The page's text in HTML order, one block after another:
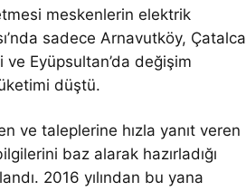
meskenlerin elektrik
sadece Arnavutköy, Çatalca
Eyüpsultan’da değişim
düştü.
ve taleplerine hızla yanıt veren
baz alarak hazırladığı
2016 yılından bu yana